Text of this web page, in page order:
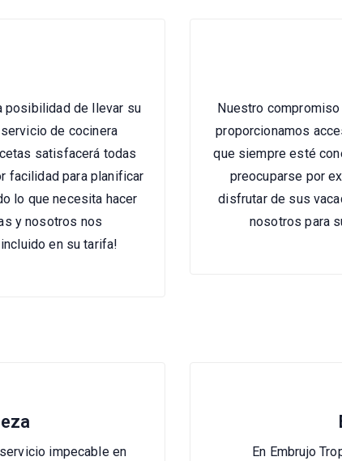
posibilidad de llevar su
de cocinera
satisfacerá todas
facilidad para planificar
lo que necesita hacer
y nosotros nos
en su tarifa!
Nuestro
proporcionamos
que siempre esté
preocuparse por
disfrutar de sus
nosotros para
impecable en
En Embrujo